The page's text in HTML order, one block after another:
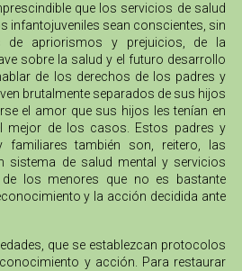
que los servicios de salud
infantojuveniles sean conscientes, sin
de apriorismos y prejuicios, de la
sobre la salud y el futuro desarrollo
de los derechos de los padres y
brutalmente separados de sus hijos
el amor que sus hijos les tenían en
mejor de los casos. Estos padres y
familiares también son, reitero, las
sistema de salud mental y servicios
los menores que no es bastante
y la acción decidida ante
que se establezcan protocolos
y acción. Para restaurar